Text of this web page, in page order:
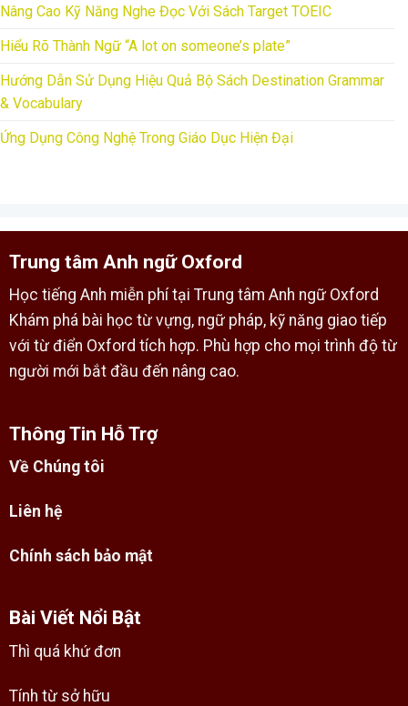
Nâng Cao Kỹ Năng Nghe Đọc Với Sách Target TOEIC
Hiểu Rõ Thành Ngữ “A lot on someone’s plate”
Hướng Dẫn Sử Dụng Hiệu Quả Bộ Sách Destination Grammar
& Vocabulary
Ứng Dụng Công Nghệ Trong Giáo Dục Hiện Đại
Trung tâm Anh ngữ Oxford
Học tiếng Anh miễn phí tại Trung tâm Anh ngữ Oxford
Khám phá bài học từ vựng, ngữ pháp, kỹ năng giao tiếp
với từ điển Oxford tích hợp. Phù hợp cho mọi trình độ từ
người mới bắt đầu đến nâng cao.
Thông Tin Hỗ Trợ
Về Chúng tôi
Liên hệ
Chính sách bảo mật
Bài Viết Nổi Bật
Thì quá khứ đơn
Tính từ sở hữu